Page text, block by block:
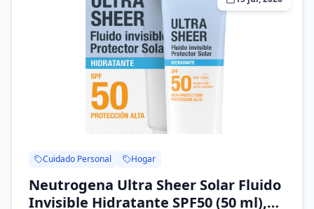
Cuidado Personal Hogar
Neutrogena Ultra Sheer Solar Fluido
Invisible Hidratante SPF50 (50 ml),